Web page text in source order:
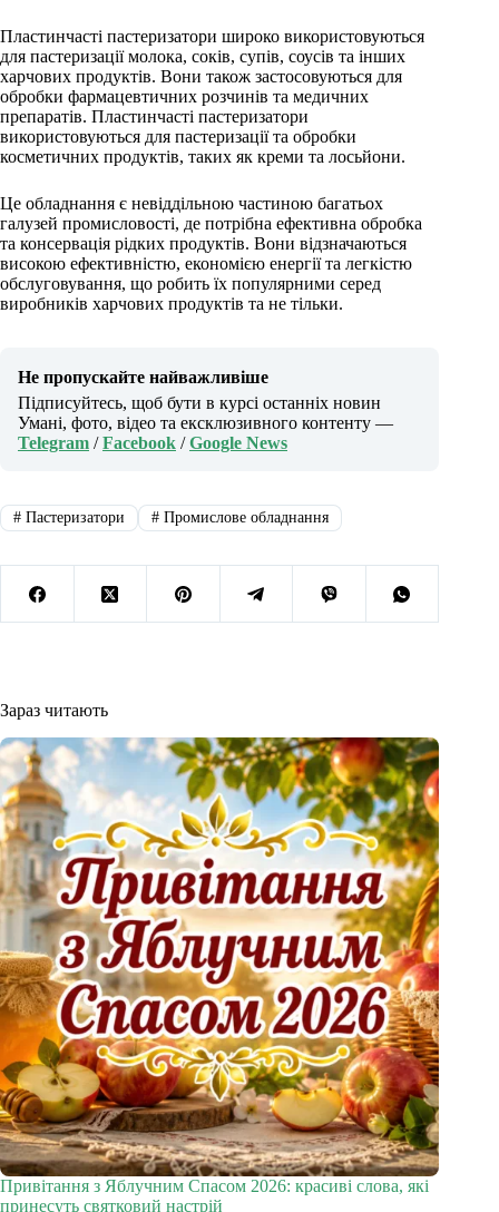
Пластинчасті пастеризатори широко використовуються
для пастеризації молока, соків, супів, соусів та інших
харчових продуктів. Вони також застосовуються для
обробки фармацевтичних розчинів та медичних
препаратів. Пластинчасті пастеризатори
використовуються для пастеризації та обробки
косметичних продуктів, таких як креми та лосьйони.
Це обладнання є невіддільною частиною багатьох
галузей промисловості, де потрібна ефективна обробка
та консервація рідких продуктів. Вони відзначаються
високою ефективністю, економією енергії та легкістю
обслуговування, що робить їх популярними серед
виробників харчових продуктів та не тільки.
Не пропускайте найважливіше
Підписуйтесь, щоб бути в курсі останніх новин
Умані, фото, відео та ексклюзивного контенту —
Telegram /Facebook /Google News
#Пастеризатори #Промислове обладнання
Зараз читають
Привітання з Яблучним Спасом 2026: красиві слова, які
принесуть святковий настрій